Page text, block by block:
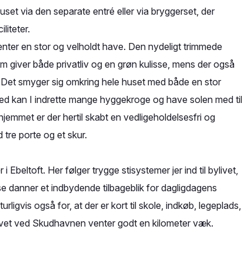
via den separate entré eller via bryggerset, der
en stor og velholdt have. Den nydeligt trimmede
både privatliv og en grøn kulisse, mens der også
smyger sig omkring hele huset med både en stor
kan I indrette mange hyggekroge og have solen med til
er der hertil skabt en vedligeholdelsesfri og
tre porte og et skur.
Ebeltoft. Her følger trygge stisystemer jer ind til bylivet,
danner et indbydende tilbageblik for dagligdagens
også for, at der er kort til skole, indkøb, legeplads,
ved Skudhavnen venter godt en kilometer væk.